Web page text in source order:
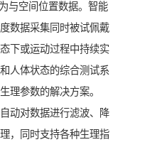
与空间位置数据。智能
数据采集同时被试佩戴
下或运动过程中持续实
人体状态的综合测试系
理参数的解决方案。
动对数据进行滤波、降
，同时支持各种生理指